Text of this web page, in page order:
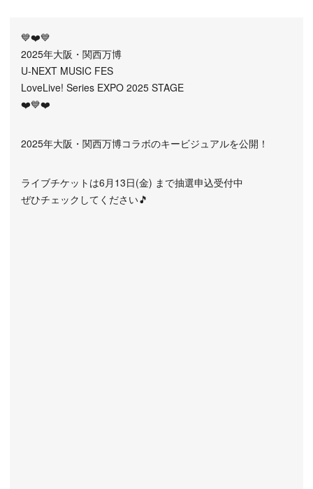
💙❤️💙
2025年大阪・関西万博
U-NEXT MUSIC FES
LoveLive! Series EXPO 2025 STAGE
❤️💙❤️
2025年大阪・関西万博コラボのキービジュアルを公開！
ライブチケットは6月13日(金) まで抽選申込受付中
ぜひチェックしてください🎵